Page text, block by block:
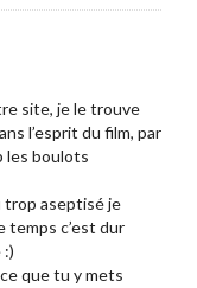
site, je le trouve
l’esprit du film, par
les boulots
trop aseptisé je
temps c’est dur
:)
que tu y mets